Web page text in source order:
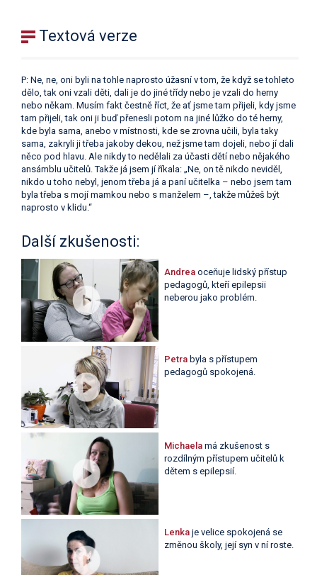
Textová verze
P: Ne, ne, oni byli na tohle naprosto úžasní v tom, že když se tohleto
dělo, tak oni vzali děti, dali je do jiné třídy nebo je vzali do herny
nebo někam. Musím fakt čestně říct, že ať jsme tam přijeli, kdy jsme
tam přijeli, tak oni ji buď přenesli potom na jiné lůžko do té herny,
kde byla sama, anebo v místnosti, kde se zrovna učili, byla taky
sama, zakryli ji třeba jakoby dekou, než jsme tam dojeli, nebo jí dali
něco pod hlavu. Ale nikdy to nedělali za účasti dětí nebo nějakého
ansámblu učitelů. Takže já jsem jí říkala: „Ne, on tě nikdo neviděl,
nikdo u toho nebyl, jenom třeba já a paní učitelka – nebo jsem tam
byla třeba s mojí mamkou nebo s manželem –, takže můžeš být
naprosto v klidu.“
Další zkušenosti:
Andrea oceňuje lidský přístup
pedagogů, kteří epilepsii
neberou jako problém.
Petra byla s přístupem
pedagogů spokojená.
Michaela má zkušenost s
rozdílným přístupem učitelů k
dětem s epilepsií.
Lenka je velice spokojená se
změnou školy, její syn v ní roste.